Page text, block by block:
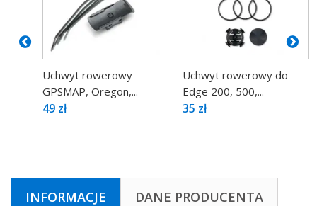
Uchwyt rowerowy
GPSMAP, Oregon,...
49 zł
Uchwyt rowerowy do
Edge 200, 500,...
35 zł
INFORMACJE DANE PRODUCENTA